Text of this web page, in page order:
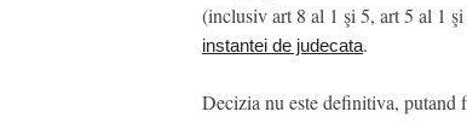
(inclusiv art 8 al 1 şi 5, art 5 al 1
instantei de judecata.
Decizia nu este definitiva, putand